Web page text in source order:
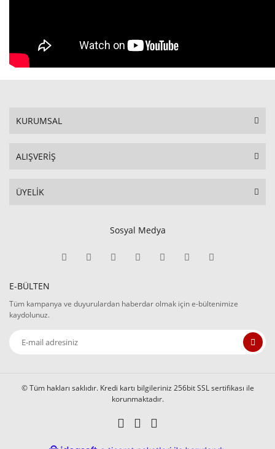
KURUMSAL
ALIŞVERİŞ
ÜYELİK
Sosyal Medya
E-BÜLTEN
Tüm kampanya ve duyurulardan haberdar olmak için e-bültenimize
kaydolunuz.
© Tüm hakları saklıdır. Kredi kartı bilgileriniz 256bit SSL sertifikası ile
korunmaktadır.